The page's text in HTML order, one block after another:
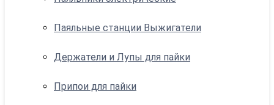
Паяльные станции Выжигатели
Держатели и Лупы для пайки
Припои для пайки